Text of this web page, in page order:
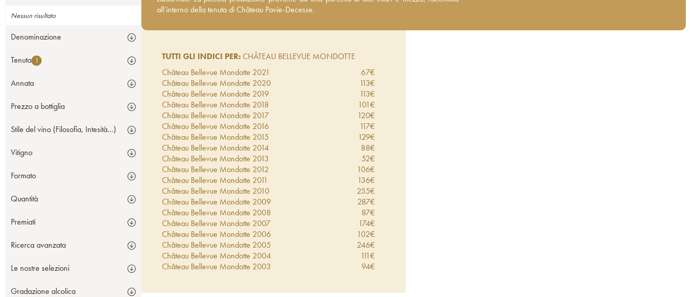
Nessun risultato
Denominazione
Tenuta 1
Annata
Prezzo a bottiglia
Stile del vino (Filosofia, Intesità...)
Vitigno
Formato
Quantità
Premiati
Ricerca avanzata
Le nostre selezioni
Gradazione alcolica
tenuta di Château Pavie-Decesse.
all’interno della tenuta di Château Pavie-Decesse.
TUTTI GLI INDICI PER:CHÂTEAU BELLEVUE MONDOTTE
Château Bellevue Mondotte 2021 67€
Château Bellevue Mondotte 2020 113€
Château Bellevue Mondotte 2019 113€
Château Bellevue Mondotte 2018 101€
Château Bellevue Mondotte 2017 120€
Château Bellevue Mondotte 2016 117€
Château Bellevue Mondotte 2015 129€
Château Bellevue Mondotte 2014 88€
Château Bellevue Mondotte 2013 52€
Château Bellevue Mondotte 2012 106€
Château Bellevue Mondotte 2011 136€
Château Bellevue Mondotte 2010 255€
Château Bellevue Mondotte 2009 287€
Château Bellevue Mondotte 2008 87€
Château Bellevue Mondotte 2007 174€
Château Bellevue Mondotte 2006 102€
Château Bellevue Mondotte 2005 246€
Château Bellevue Mondotte 2004 111€
Château Bellevue Mondotte 2003 94€